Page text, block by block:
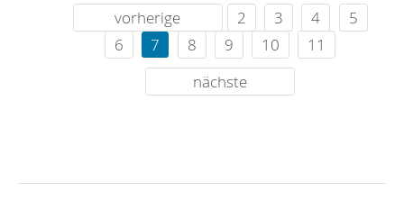
vorherige 2 3 4
5
6
7 8 9 10
11
nächste